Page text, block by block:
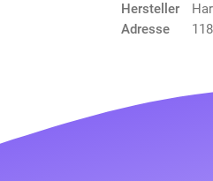
Hersteller
Adresse